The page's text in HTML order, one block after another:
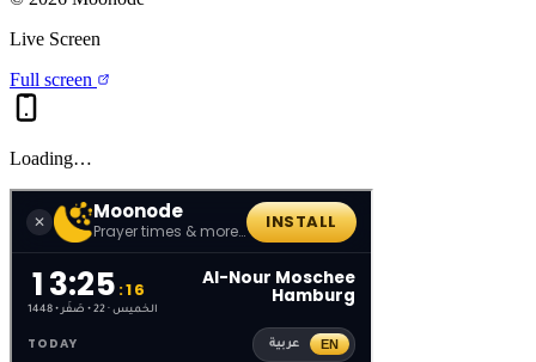
Live Screen
Full screen
Loading…